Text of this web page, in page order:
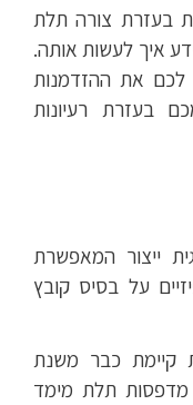
בעזרת צורה תלת
איך לעשות אותה.
לכם את ההזדמנות
בעזרת רעיונות
ייצור המאפשרת
על בסיס קובץ
קיימת כבר משנת
מדפסות תלת מימד